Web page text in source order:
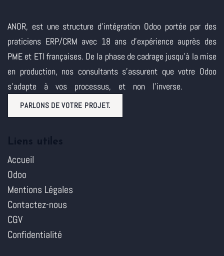
ANOR, est une structure d'intégration Odoo portée par des
praticiens ERP/CRM avec 18 ans d'expérience auprès des
PME et ETI françaises. De la phase de cadrage jusqu'à la mise
en production, nos consultants s'assurent que votre Odoo
s'adapte à vos processus, et non l'inverse.
PARLONS DE VOTRE PROJET.
Accueil
Odoo
Mentions Légales
Contactez-nous
CGV
Confidentialité